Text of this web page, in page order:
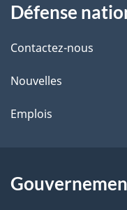
i
l
s
d
l
propos
de
ce
site
Défense
Contactez-nous
Nouvelles
Emplois